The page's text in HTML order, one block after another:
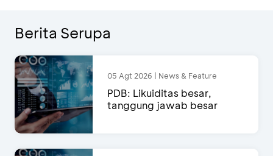
Berita Serupa
05 Agt 2026 | News & Feature
PDB: Likuiditas besar,
tanggung jawab besar